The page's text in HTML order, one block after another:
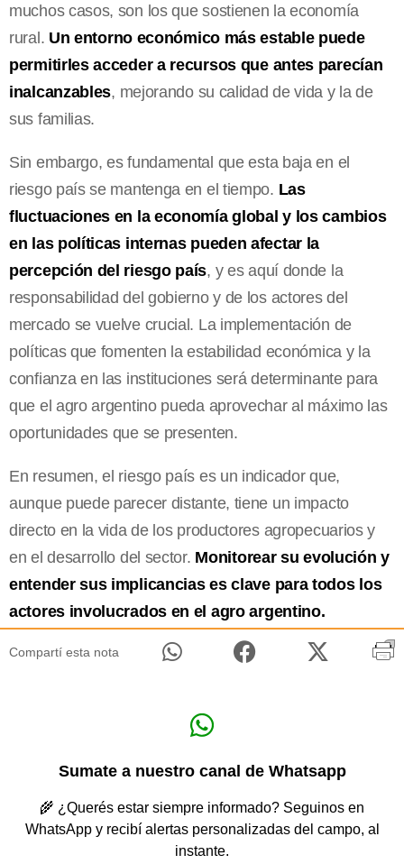
muchos casos, son los que sostienen la economía
rural. Un entorno económico más estable puede
permitirles acceder a recursos que antes parecían
inalcanzables, mejorando su calidad de vida y la de
sus familias.
Sin embargo, es fundamental que esta baja en el
riesgo país se mantenga en el tiempo. Las
fluctuaciones en la economía global y los cambios
en las políticas internas pueden afectar la
percepción del riesgo país, y es aquí donde la
responsabilidad del gobierno y de los actores del
mercado se vuelve crucial. La implementación de
políticas que fomenten la estabilidad económica y la
confianza en las instituciones será determinante para
que el agro argentino pueda aprovechar al máximo las
oportunidades que se presenten.
En resumen, el riesgo país es un indicador que,
aunque puede parecer distante, tiene un impacto
directo en la vida de los productores agropecuarios y
en el desarrollo del sector. Monitorear su evolución y
entender sus implicancias es clave para todos los
actores involucrados en el agro argentino.
Compartí esta nota
Sumate a nuestro canal de Whatsapp
🌾 ¿Querés estar siempre informado? Seguinos en
WhatsApp y recibí alertas personalizadas del campo, al
instante.